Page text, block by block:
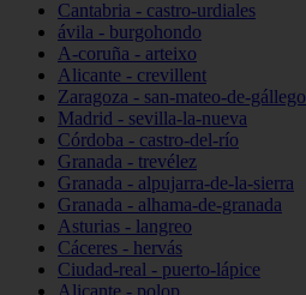
Cantabria - castro-urdiales
ávila - burgohondo
A-coruña - arteixo
Alicante - crevillent
Zaragoza - san-mateo-de-gállego
Madrid - sevilla-la-nueva
Córdoba - castro-del-río
Granada - trevélez
Granada - alpujarra-de-la-sierra
Granada - alhama-de-granada
Asturias - langreo
Cáceres - hervás
Ciudad-real - puerto-lápice
Alicante - polop